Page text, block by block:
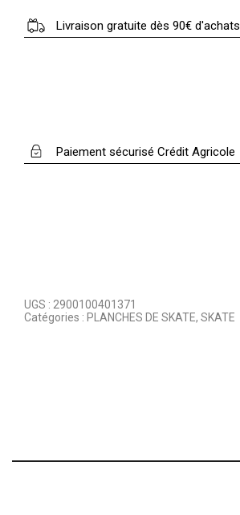
Livraison gratuite dès 90€ d'achats
Paiement sécurisé Crédit Agricole
UGS : 2900100401371
Catégories : PLANCHES DE SKATE, SKATE